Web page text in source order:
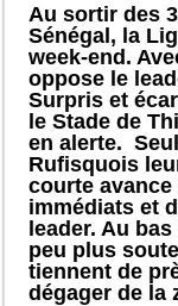
Au sortir des
Sénégal, la
week-end.
oppose le
Surpris et
le Stade de
en alerte.
Rufisquois
courte
immédiats et
leader. Au
peu plus
tiennent de
dégager de la